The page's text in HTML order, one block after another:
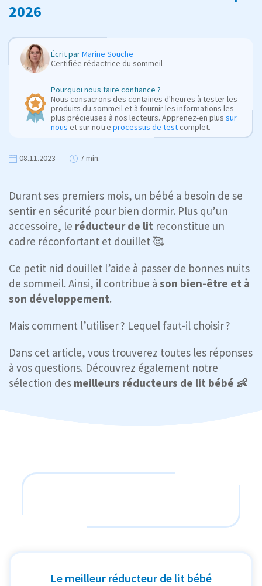
2026
Écrit parMarine Souche
Certifiée rédactrice du sommeil
Pourquoi nous faire confiance ?
Nous consacrons des centaines d'heures à tester les
produits du sommeil et à fournir les informations les
plus précieuses à nos lecteurs. Apprenez-en plus sur
nous et sur notre processus de testcomplet.
08.11.2023 7 min.
Durant ses premiers mois, un bébé a besoin de se
sentir en sécurité pour bien dormir. Plus qu’un
accessoire, le réducteur de lit reconstitue un
cadre réconfortant et douillet 🥰
Ce petit nid douillet l’aide à passer de bonnes nuits
de sommeil. Ainsi, il contribue à son bien-être et à
son développement.
Mais comment l’utiliser ? Lequel faut-il choisir ?
Dans cet article, vous trouverez toutes les réponses
à vos questions. Découvrez également notre
sélection des meilleurs réducteurs de lit bébé 👶
Le meilleur réducteur de lit bébé